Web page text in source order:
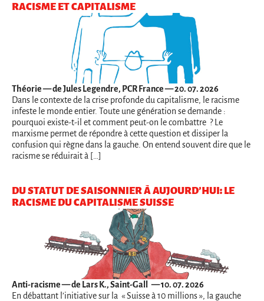
RACISME ET CAPITALISME
Théorie— de Jules Legendre, PCR France — 20. 07. 2026
Dans le contexte de la crise profonde du capitalisme, le racisme
infeste le monde entier. Toute une génération se demande :
pourquoi existe-t-il et comment peut-on le combattre ? Le
marxisme permet de répondre à cette question et dissiper la
confusion qui règne dans la gauche. On entend souvent dire que le
racisme se réduirait à […]
DU STATUT DE SAISONNIER À AUJOURD’HUI: LE
RACISME DU CAPITALISME SUISSE
Anti-racisme— de Lars K., Saint-Gall — 10. 07. 2026
En débattant l’initiative sur la « Suisse à 10 millions », la gauche